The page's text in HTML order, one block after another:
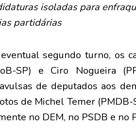
isoladas para
partidárias
segundo turno, os
SP) e Ciro Nogueira
de deputados aos
de Michel Temer (PMDB-
no DEM, no PSDB e no